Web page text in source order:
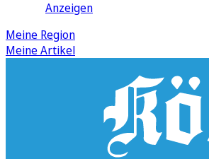
Anzeigen
Meine Region
Meine Artikel